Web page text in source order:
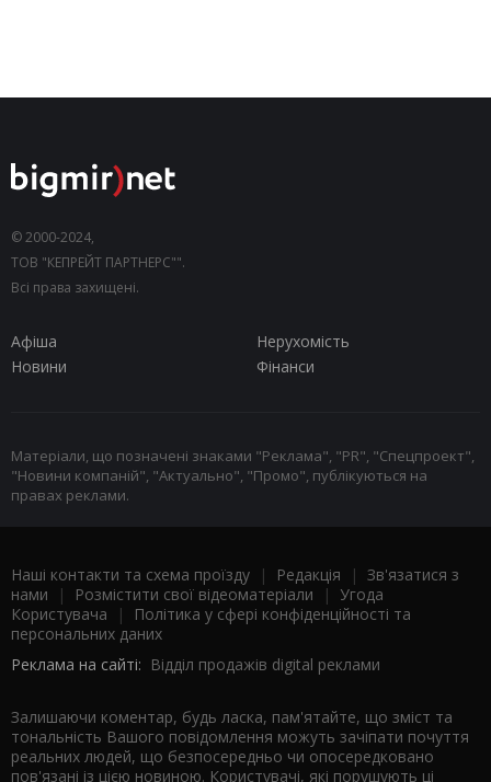
© 2000-2024,
ТОВ "КЕПРЕЙТ ПАРТНЕРС"".
Всі права захищені.
Афіша
Нерухомість
Новини
Фінанси
Матеріали, що позначені знаками "Реклама", "PR", "Спецпроект",
"Новини компаній", "Актуально", "Промо", публікуються на
правах реклами.
Наші контакти та схема проїзду | Редакція | Зв'язатися з
нами | Розмістити свої відеоматеріали | Угода
Користувача |
Політика у сфері конфіденційності та
персональних даних
Реклама на сайті: Відділ продажів digital реклами
Залишаючи коментар, будь ласка, пам'ятайте, що зміст та
тональність Вашого повідомлення можуть зачіпати почуття
реальних людей, що безпосередньо чи опосередковано
пов'язані із цією новиною. Користувачі, які порушують ці